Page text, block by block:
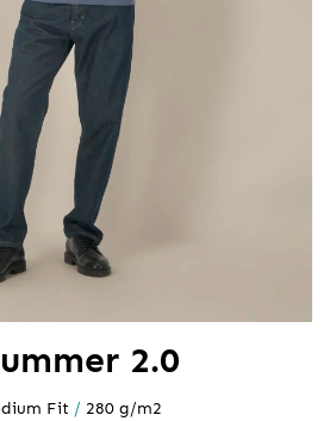
2.0
Fit / 280 g/m2